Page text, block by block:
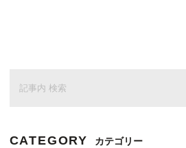
CATEGORY カテゴリー